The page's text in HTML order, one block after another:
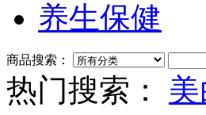
养生保健
商品搜索：
热门搜索： 美